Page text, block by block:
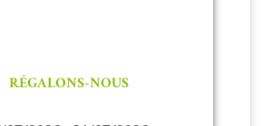
RÉGALONS-NOUS